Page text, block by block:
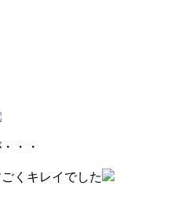
・・
くキレイでした